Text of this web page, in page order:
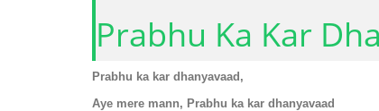
Prabhu Ka Kar
Prabhu ka kar dhanyavaad,
Aye mere mann, Prabhu ka kar dhanyavaad